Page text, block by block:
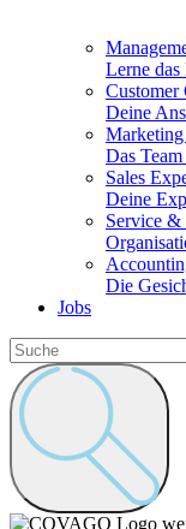
Lerne das
Customer
Deine
Das
Sales
Deine
Service
Die
Jobs